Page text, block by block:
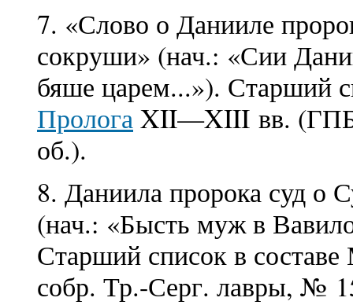
7. «Слово о Данииле
сокруши» (нач.: «Сии
бяше царем...»). Старший
ПрологаXII—XIII вв.
об.).
8. Даниила пророка суд о
(нач.: «Бысть муж в
Старший список в
собр. Тр.-Серг. лавры, №